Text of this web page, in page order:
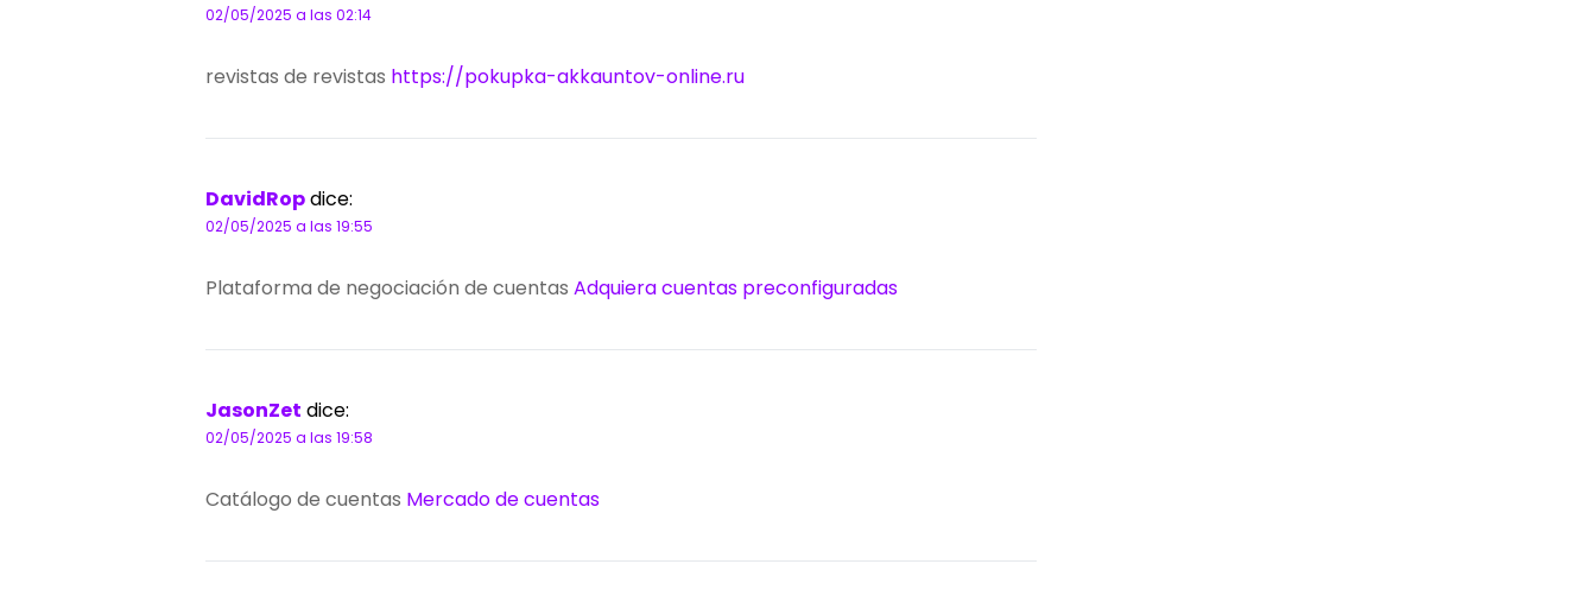
02/05/2025 a las 02:14
revistas de revistas https://pokupka-akkauntov-online.ru
DavidRopdice:
02/05/2025 a las 19:55
Plataforma de negociación de cuentasAdquiera cuentas preconfiguradas
JasonZet dice:
02/05/2025 a las 19:58
Catálogo de cuentas Mercado de cuentas